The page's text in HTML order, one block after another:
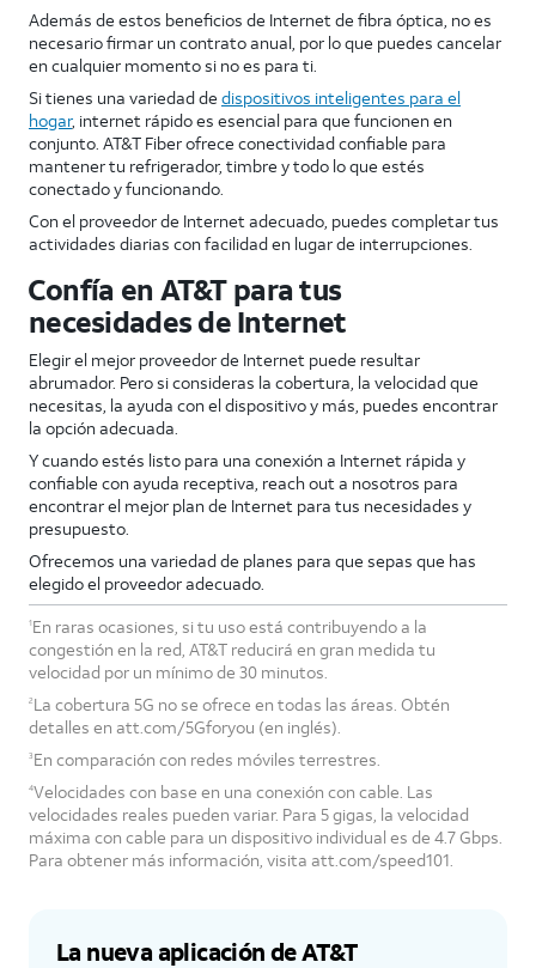
Además de estos beneficios de Internet de fibra óptica, no es
necesario firmar un contrato anual, por lo que puedes cancelar
en cualquier momento si no es para ti.
Si tienes una variedad de dispositivos inteligentes para el
hogar, internet rápido es esencial para que funcionen en
conjunto. AT&T Fiber ofrece conectividad confiable para
mantener tu refrigerador, timbre y todo lo que estés
conectado y funcionando.
Con el proveedor de Internet adecuado, puedes completar tus
actividades diarias con facilidad en lugar de interrupciones.
Confía en AT&T para tus
necesidades de Internet
Elegir el mejor proveedor de Internet puede resultar
abrumador. Pero si consideras la cobertura, la velocidad que
necesitas, la ayuda con el dispositivo y más, puedes encontrar
la opción adecuada.
Y cuando estés listo para una conexión a Internet rápida y
confiable con ayuda receptiva, reach out a nosotros para
encontrar el mejor plan de Internet para tus necesidades y
presupuesto.
Ofrecemos una variedad de planes para que sepas que has
elegido el proveedor adecuado.
1 En raras ocasiones, si tu uso está contribuyendo a la
congestión en la red, AT&T reducirá en gran medida tu
velocidad por un mínimo de 30 minutos.
2 La cobertura 5G no se ofrece en todas las áreas. Obtén
detalles en att.com/5Gforyou (en inglés).
3 En comparación con redes móviles terrestres.
4Velocidades con base en una conexión con cable. Las
velocidades reales pueden variar. Para 5 gigas, la velocidad
máxima con cable para un dispositivo individual es de 4.7 Gbps.
Para obtener más información, visita att.com/speed101.
La nueva aplicación de AT&T